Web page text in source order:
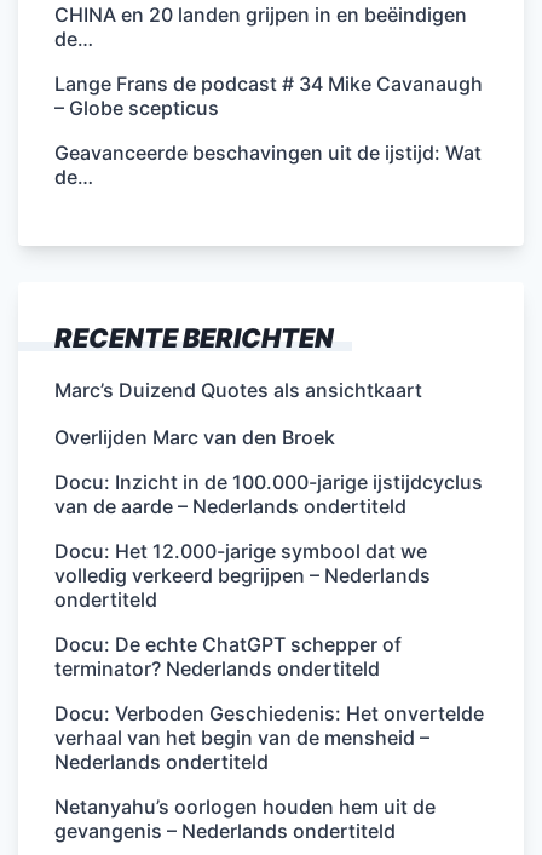
CHINA en 20 landen grijpen in en beëindigen
de…
Lange Frans de podcast # 34 Mike Cavanaugh
– Globe scepticus
Geavanceerde beschavingen uit de ijstijd: Wat
de…
RECENTE BERICHTEN
Marc’s Duizend Quotes als ansichtkaart
Overlijden Marc van den Broek
Docu: Inzicht in de 100.000-jarige ijstijdcyclus
van de aarde – Nederlands ondertiteld
Docu: Het 12.000-jarige symbool dat we
volledig verkeerd begrijpen – Nederlands
ondertiteld
Docu: De echte ChatGPT schepper of
terminator? Nederlands ondertiteld
Docu: Verboden Geschiedenis: Het onvertelde
verhaal van het begin van de mensheid –
Nederlands ondertiteld
Netanyahu’s oorlogen houden hem uit de
gevangenis – Nederlands ondertiteld